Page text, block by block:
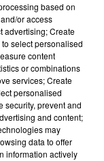
de C3 et DS3
est
en
based on
or access
advertising; Create
select personalised
content
or combinations
services; Create
personalised
security, prevent and
and content;
may
data to offer
information actively